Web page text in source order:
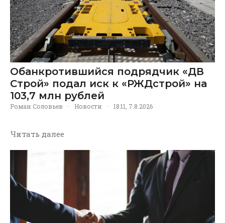
Обанкротившийся подрядчик «ДВ
Строй» подал иск к «РЖДстрой» на
103,7 млн рублей
Роман Соловьев · Новости · 18:11, 7.8.2026
Читать далее